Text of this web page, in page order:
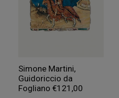
Simone Martini,
Guidoriccio da
Fogliano €121,00